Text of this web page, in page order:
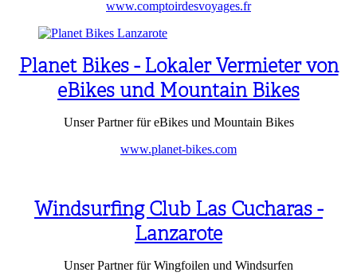
www.comptoirdesvoyages.fr
Planet Bikes - Lokaler Vermieter von
eBikes und Mountain Bikes
Unser Partner für eBikes und Mountain Bikes
www.planet-bikes.com
Windsurfing Club Las Cucharas -
Lanzarote
Unser Partner für Wingfoilen und Windsurfen